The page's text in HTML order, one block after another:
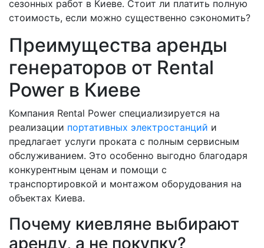
сезонных работ в Киеве. Стоит ли платить полную
стоимость, если можно существенно сэкономить?
Преимущества аренды
генераторов от Rental
Power в Киеве
Компания Rental Power специализируется на
реализации портативных электростанций и
предлагает услуги проката с полным сервисным
обслуживанием. Это особенно выгодно благодаря
конкурентным ценам и помощи с
транспортировкой и монтажом оборудования на
объектах Киева.
Почему киевляне выбирают
аренду, а не покупку?